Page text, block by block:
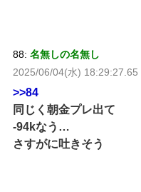
88: 名無しの名無し
2025/06/04(水) 18:29:27.65
>>84
同じく朝金プレ出て
-94kなう…
さすがに吐きそう